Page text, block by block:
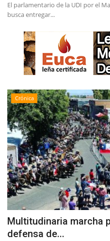
El parlamentario de la UDI por el
busca entregar...
Crónica
Multitudinaria marcha
defensa de...